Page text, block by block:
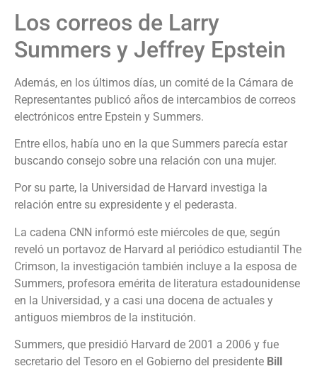
Los correos de Larry
Summers y Jeffrey Epstein
Además, en los últimos días, un comité de la Cámara de
Representantes publicó años de intercambios de correos
electrónicos entre Epstein y Summers.
Entre ellos, había uno en la que Summers parecía estar
buscando consejo sobre una relación con una mujer.
Por su parte, la Universidad de Harvard investiga la
relación entre su expresidente y el pederasta.
La cadena CNN informó este miércoles de que, según
reveló un portavoz de Harvard al periódico estudiantil The
Crimson, la investigación también incluye a la esposa de
Summers, profesora emérita de literatura estadounidense
en la Universidad, y a casi una docena de actuales y
antiguos miembros de la institución.
Summers, que presidió Harvard de 2001 a 2006 y fue
secretario del Tesoro en el Gobierno del presidente Bill